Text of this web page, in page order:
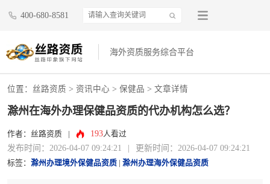
400-680-8581
海外资质服务综合平台
位置： 丝路资质 > 资讯中心 > 保健品 > 文章详情
滁州在海外办理保健品资质的代办机构怎么选？
作者：丝路资质 193人看过
发布时间：2026-04-07 09:24:21 更新时间：2026-04-07 09:24:21
标签： 滁州办理境外保健品资质 滁州办理海外保健品资质